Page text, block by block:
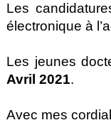
Les
électronique à
Les jeunes
Avril 2021.
Avec mes